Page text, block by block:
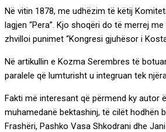
Në vitin 1878, me udhëzim të këtij
lagjen “Pera”. Kjo shoqëri do të merrej
zhvilloi punimet “Kongresi gjuhësor i
Në artikullin e Kozma Serembres të
paralele që lumturisht u integruan tek
Fakti më interesant që përmend ky autor
muhamedanë bektashinj, të cilët hodhën
Frashëri, Pashko Vasa Shkodrani dhe